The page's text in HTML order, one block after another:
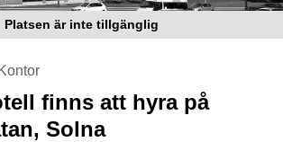
Platsen är inte tillgänglig
Kontor
finns att hyra på
Solna